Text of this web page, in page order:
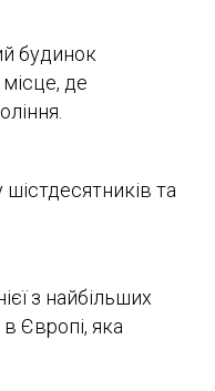
будинок
де
та
з найбільших
Європі, яка